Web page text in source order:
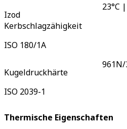
Izod
Kerbschlagzähigkeit
ISO 180/1A
23°C
Kugeldruckhärte
ISO 2039-1
Thermische Eigenschaften